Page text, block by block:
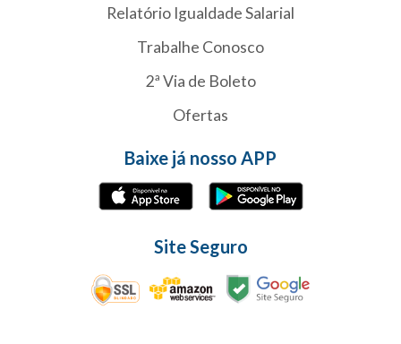
Relatório Igualdade Salarial
Trabalhe Conosco
2ª Via de Boleto
Ofertas
Baixe já nosso APP
Site Seguro